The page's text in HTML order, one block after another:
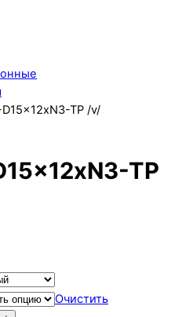
TP /v/
TP
Очистить